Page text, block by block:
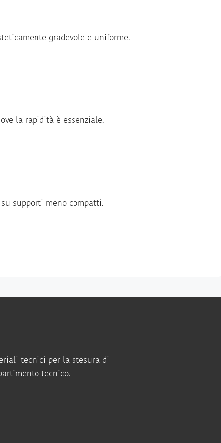
gradevole e uniforme.
la rapidità è essenziale.
supporti meno compatti.
tecnici per la stesura di
tecnico.